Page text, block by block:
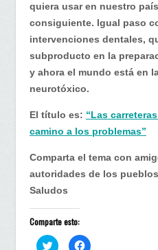
quiera usar en nuestro
consiguiente. Igual paso
intervenciones dentales,
subproducto en la
y ahora el mundo está en
neurotóxico.
El título es: “Las
camino a los problemas”
Comparta el tema con
autoridades de los
Saludos
Comparte esto:
H
H